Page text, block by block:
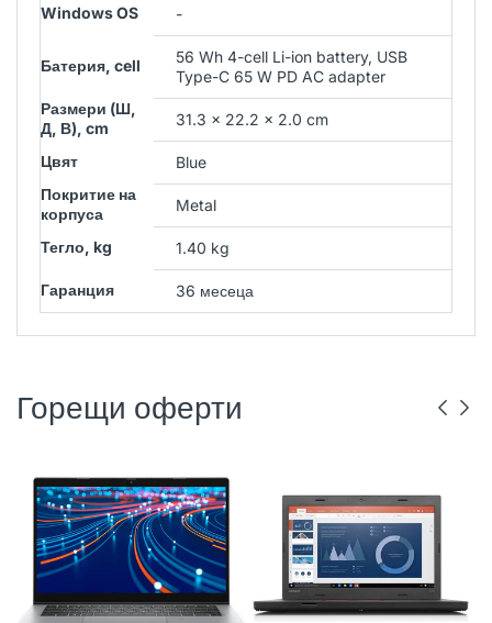
Windows OS -
Батерия, cell
56 Wh 4-cell Li-ion battery, USB
Type-C 65 W PD AC adapter
Размери (Ш,
Д, В), cm
31.3 x 22.2 x 2.0 cm
Цвят
Blue
Покритие на
корпуса
Metal
Тегло, kg 1.40 kg
Гаранция 36 месеца
Горещи оферти